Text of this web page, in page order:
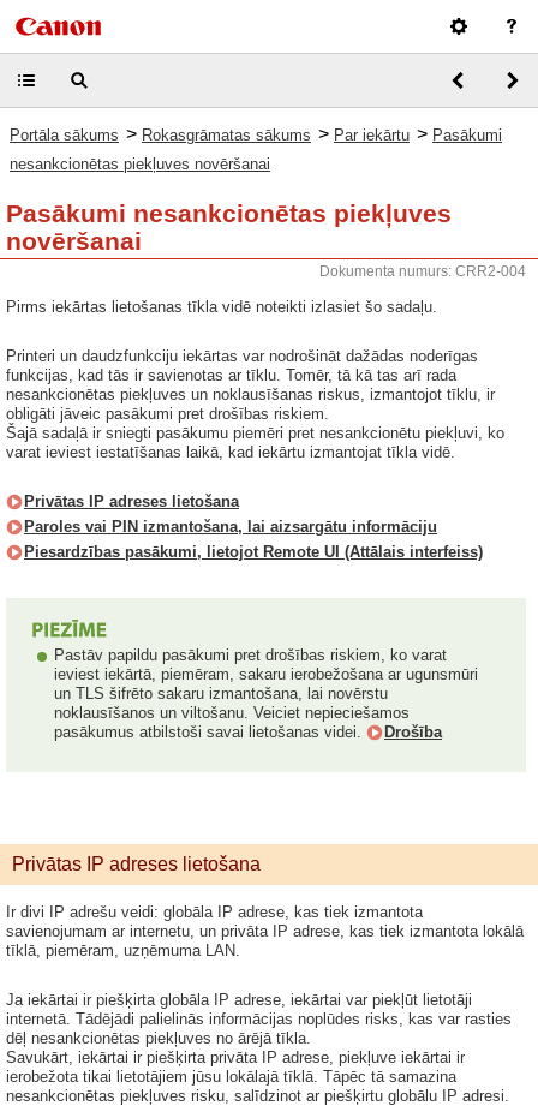
Portāla sākums > Rokasgrāmatas sākums > Par iekārtu > Pasākumi
nesankcionētas piekļuves novēršanai
Pasākumi nesankcionētas piekļuves
novēršanai
Dokumenta numurs: CRR2-004
Pirms iekārtas lietošanas tīkla vidē noteikti izlasiet šo sadaļu.
Printeri un daudzfunkciju iekārtas var nodrošināt dažādas noderīgas
funkcijas, kad tās ir savienotas ar tīklu. Tomēr, tā kā tas arī rada
nesankcionētas piekļuves un noklausīšanas riskus, izmantojot tīklu, ir
obligāti jāveic pasākumi pret drošības riskiem.
Šajā sadaļā ir sniegti pasākumu piemēri pret nesankcionētu piekļuvi, ko
varat ieviest iestatīšanas laikā, kad iekārtu izmantojat tīkla vidē.
Privātas IP adreses lietošana
Paroles vai PIN izmantošana, lai aizsargātu informāciju
Piesardzības pasākumi, lietojot Remote UI (Attālais interfeiss)
Pastāv papildu pasākumi pret drošības riskiem, ko varat
ieviest iekārtā, piemēram, sakaru ierobežošana ar ugunsmūri
un TLS šifrēto sakaru izmantošana, lai novērstu
noklausīšanos un viltošanu. Veiciet nepieciešamos
pasākumus atbilstoši savai lietošanas videi.
Drošība
Privātas IP adreses lietošana
Ir divi IP adrešu veidi: globāla IP adrese, kas tiek izmantota
savienojumam ar internetu, un privāta IP adrese, kas tiek izmantota lokālā
tīklā, piemēram, uzņēmuma LAN.
Ja iekārtai ir piešķirta globāla IP adrese, iekārtai var piekļūt lietotāji
internetā. Tādējādi palielinās informācijas noplūdes risks, kas var rasties
dēļ nesankcionētas piekļuves no ārējā tīkla.
Savukārt, iekārtai ir piešķirta privāta IP adrese, piekļuve iekārtai ir
ierobežota tikai lietotājiem jūsu lokālajā tīklā. Tāpēc tā samazina
nesankcionētas piekļuves risku, salīdzinot ar piešķirtu globālu IP adresi.